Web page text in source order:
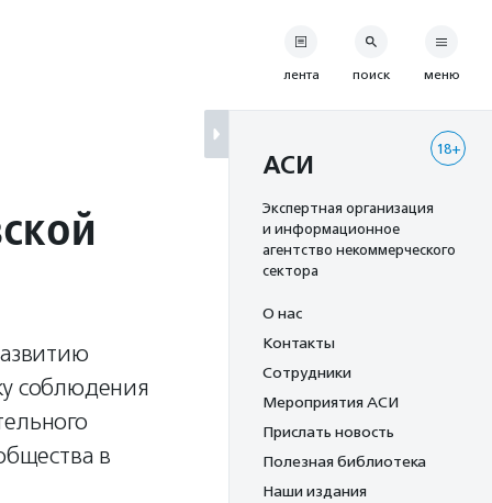
соблюдения
в
лента поиск меню
18+
АСИ
Экспертная организация
и информационное
агентство некоммерческого
сектора
О нас
Контакты
Сотрудники
Мероприятия АСИ
Прислать новость
Полезная библиотека
Наши издания